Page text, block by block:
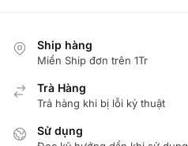
Ship hàng
Miển Ship đơn trên 1Tr
Trà Hàng
Trả hàng khi bị lỗi kỷ thuật
Sử dụng